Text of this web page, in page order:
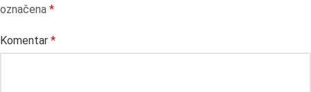
označena *
Komentar *